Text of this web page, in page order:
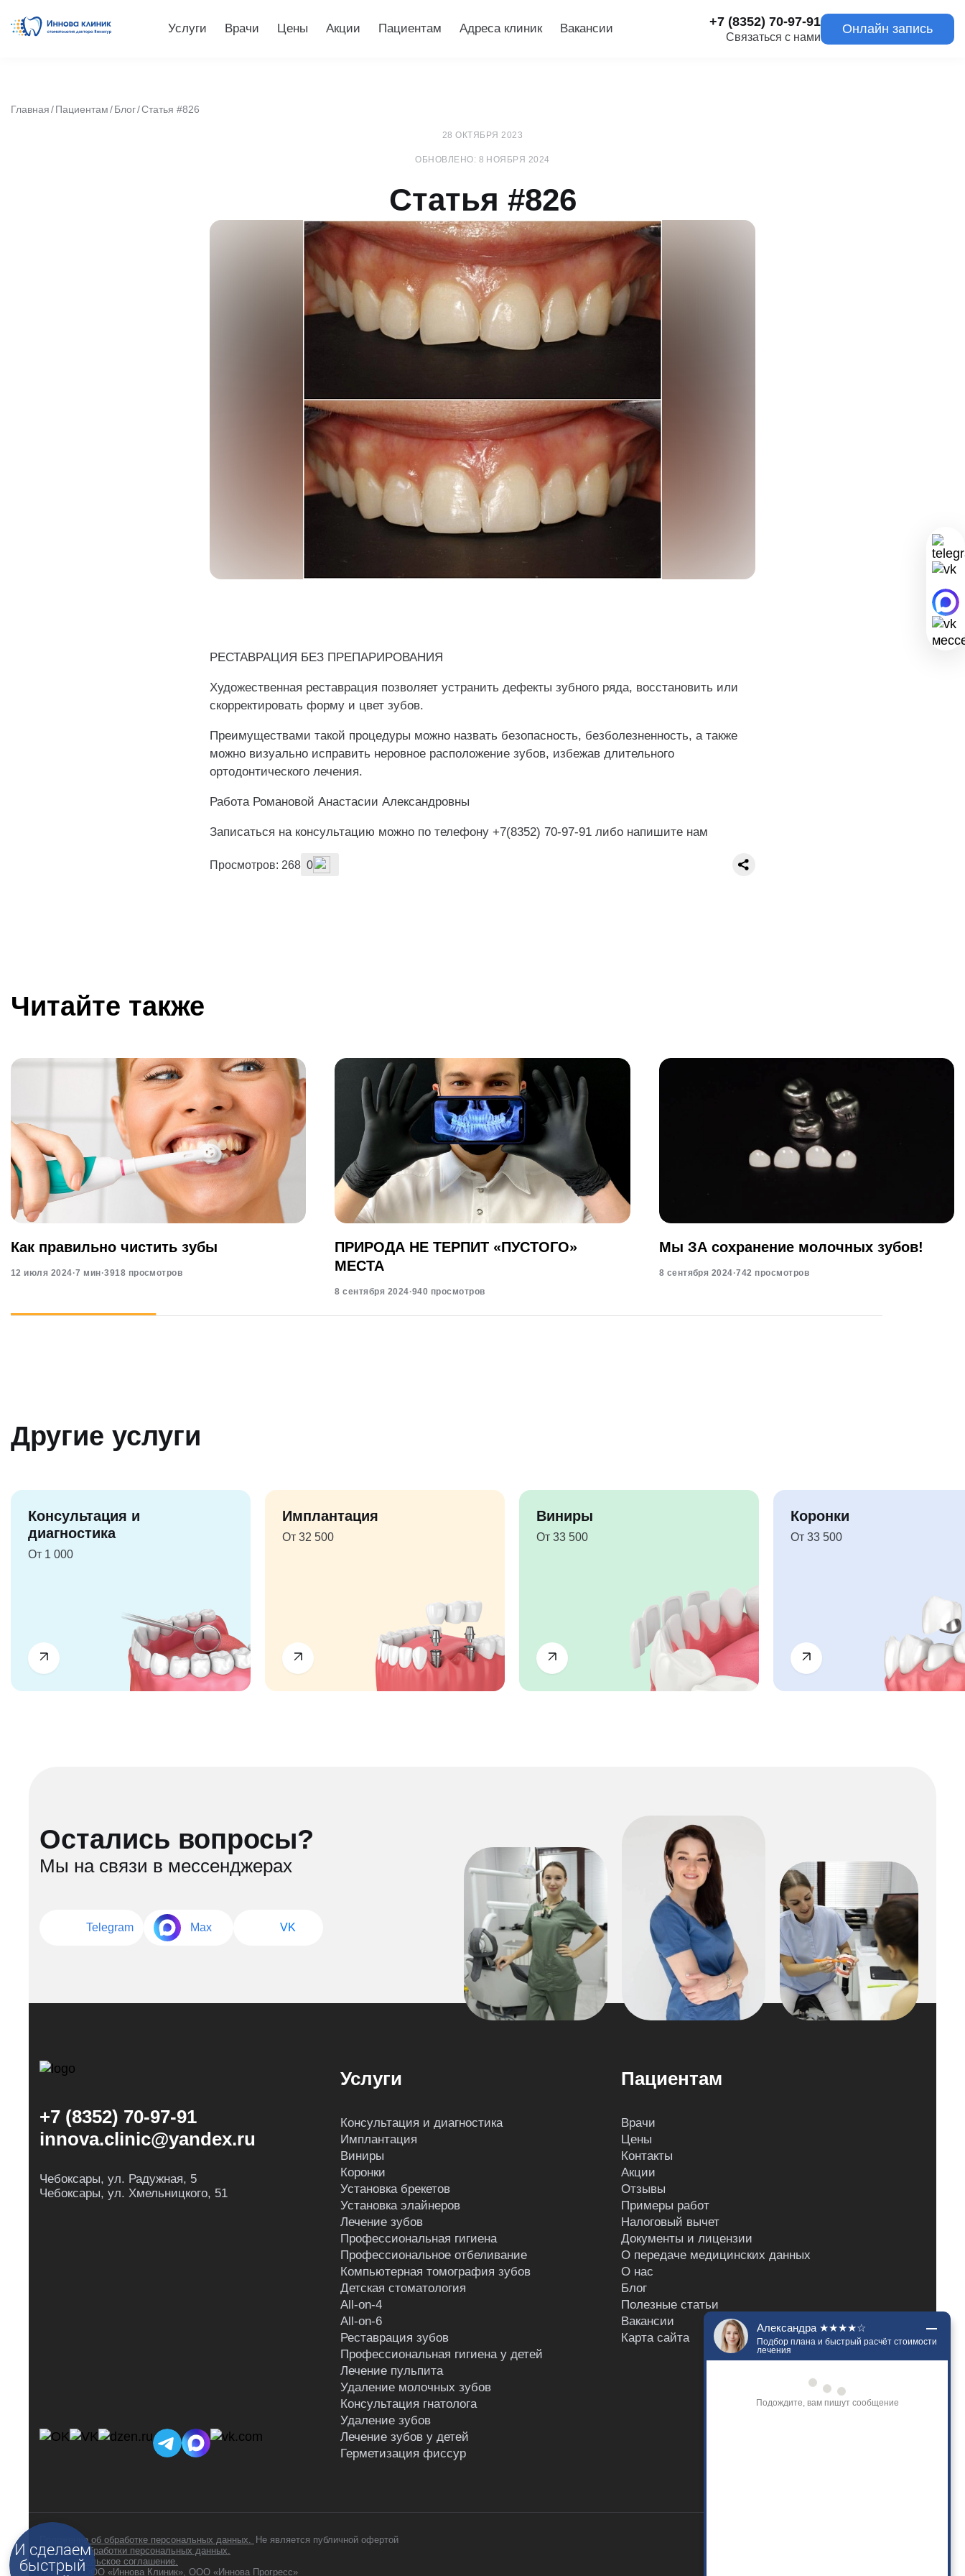
Услуги Врачи Цены Акции Пациентам Адреса клиник Вакансии +7 (8352) 70-97-91
Связаться с нами
Онлайн запись
Главная Пациентам Блог Статья #826
28 ОКТЯБРЯ 2023
ОБНОВЛЕНО: 8 НОЯБРЯ 2024
Статья #826
РЕСТАВРАЦИЯ БЕЗ ПРЕПАРИРОВАНИЯ
Художественная реставрация позволяет устранить дефекты зубного ряда, восстановить или
скорректировать форму и цвет зубов.
Преимуществами такой процедуры можно назвать безопасность, безболезненность, а также
можно визуально исправить неровное расположение зубов, избежав длительного
ортодонтического лечения.
Работа Романовой Анастасии Александровны
Записаться на консультацию можно по телефону +7(8352) 70-97-91 либо напишите нам
Просмотров: 268 0
Читайте также
Как правильно чистить зубы
12 июля 2024·7 мин·3918 просмотров
ПРИРОДА НЕ ТЕРПИТ «ПУСТОГО»
МЕСТА
8 сентября 2024·940 просмотров
Мы ЗА сохранение молочных зубов!
8 сентября 2024·742 просмотров
Другие услуги
Консультация и
диагностика
От 1 000
Имплантация
От 32 500
Виниры
От 33 500
Коронки
От 33 500
Остались вопросы?
Мы на связи в мессенджерах
Telegram Max VK
+7 (8352) 70-97-91
innova.clinic@yandex.ru
Чебоксары, ул. Радужная, 5
Чебоксары, ул. Хмельницкого, 51
Услуги
Консультация и диагностика
Имплантация
Виниры
Коронки
Установка брекетов
Установка элайнеров
Лечение зубов
Профессиональная гигиена
Профессиональное отбеливание
Компьютерная томография зубов
Детская стоматология
All-on-4
All-on-6
Реставрация зубов
Профессиональная гигиена у детей
Лечение пульпита
Удаление молочных зубов
Консультация гнатолога
Удаление зубов
Лечение зубов у детей
Герметизация фиссур
Пациентам
Врачи
Цены
Контакты
Акции
Отзывы
Примеры работ
Налоговый вычет
Документы и лицензии
О передаче медицинских данных
О нас
Блог
Полезные статьи
Вакансии
Карта сайта
Положение об обработке персональных данных. Не является публичной офертой
Политика обработки персональных данных.
Пользовательское соглашение.
Лицензия ООО «Иннова Клиник», ООО «Иннова Прогресс»
Александра ★★★★☆
Подбор плана и быстрый расчёт стоимости
лечения
Добрый день. Напишите, что вас
беспокоит? Я подберу наилучший план
лечения и сориентирую по стоимости.
И сделаем
быстрый